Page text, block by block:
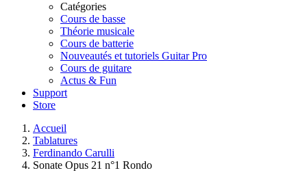
Catégories
Cours de basse
Théorie musicale
Cours de batterie
Nouveautés et tutoriels Guitar Pro
Cours de guitare
Actus & Fun
Support
Store
Accueil
Tablatures
Ferdinando Carulli
Sonate Opus 21 n°1 Rondo